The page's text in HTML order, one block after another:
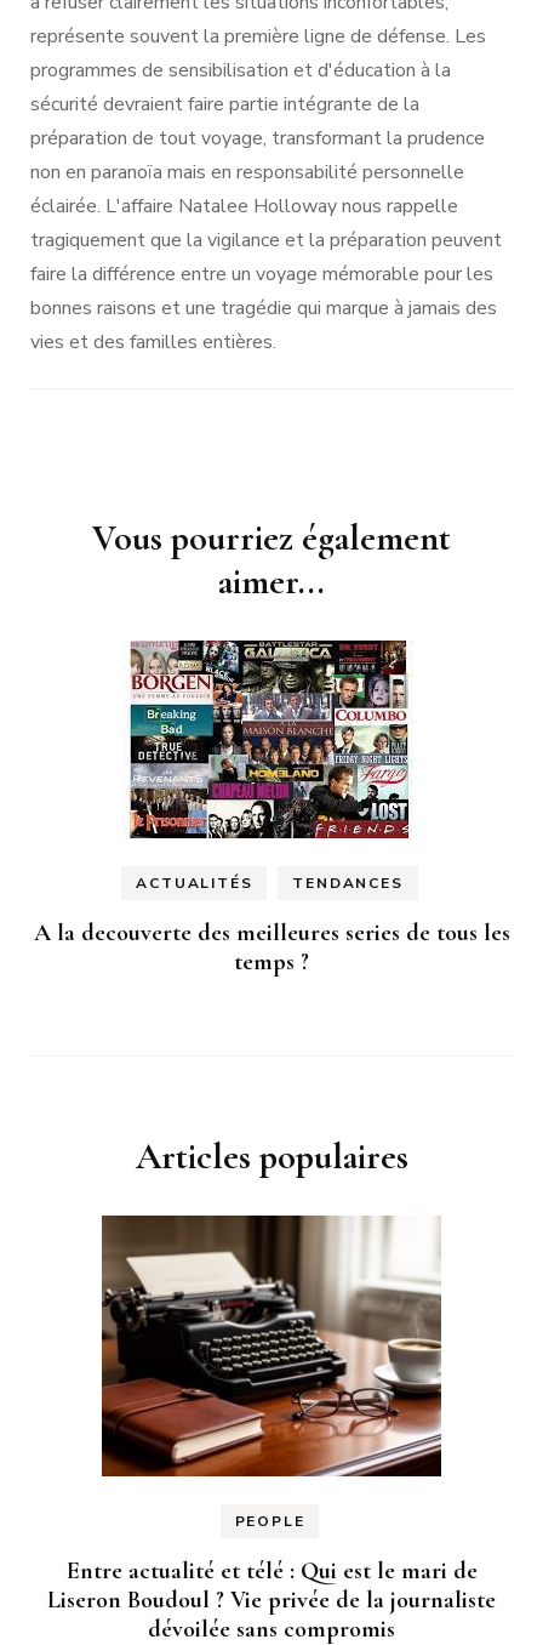
représente souvent la première ligne de défense. Les
programmes de sensibilisation et d'éducation à la
sécurité devraient faire partie intégrante de la
préparation de tout voyage, transformant la prudence
non en paranoïa mais en responsabilité personnelle
éclairée. L'affaire Natalee Holloway nous rappelle
tragiquement que la vigilance et la préparation peuvent
faire la différence entre un voyage mémorable pour les
bonnes raisons et une tragédie qui marque à jamais des
vies et des familles entières.
Vous pourriez également
aimer...
ACTUALITÉS TENDANCES
A la decouverte des meilleures series de tous les
temps ?
Articles populaires
PEOPLE
Entre actualité et télé : Qui est le mari de
Liseron Boudoul ? Vie privée de la journaliste
dévoilée sans compromis